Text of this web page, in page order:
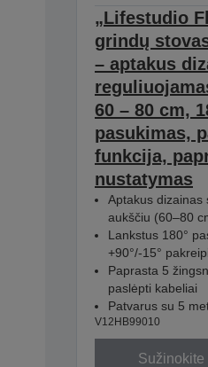
„Lifestudio
grindų
– aptakus
60 – 80 cm,
pasukimas,
funkcija,
nustatymas
Aptakus dizainas
aukščiu (60–80
Lankstus 180°
+90°/-15°
Paprasta 5
paslėpti kabeliai
Patvarus su 5
V12HB99010
Sužinokite